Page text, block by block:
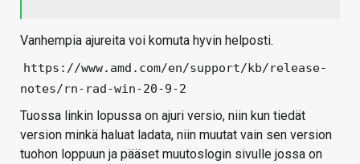
Vanhempia ajureita voi komuta hyvin helposti.
https://www.amd.com/en/support/kb/release-
notes/rn-rad-win-20-9-2
Tuossa linkin lopussa on ajuri versio, niin kun tiedät
version minkä haluat ladata, niin muutat vain sen version
tuohon loppuun ja pääset muutoslogin sivulle jossa on